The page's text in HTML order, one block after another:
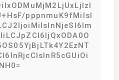
pppnmuK9fMiIsI